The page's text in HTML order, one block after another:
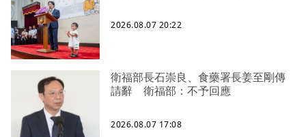
2026.08.07 20:22
衛福部長石崇良、食藥署長姜至剛傳
請辭 衛福部：不予回應
2026.08.07 17:08